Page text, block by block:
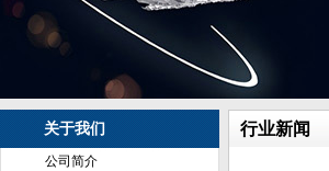
关于我们
公司简介
行业新闻